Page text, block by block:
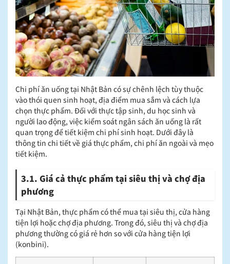
Chi phí ăn uống tại Nhật Bản có sự chênh lệch tùy thuộc
vào thói quen sinh hoạt, địa điểm mua sắm và cách lựa
chọn thực phẩm. Đối với thực tập sinh, du học sinh và
người lao động, việc kiểm soát ngân sách ăn uống là rất
quan trọng để tiết kiệm chi phí sinh hoạt. Dưới đây là
thông tin chi tiết về giá thực phẩm, chi phí ăn ngoài và mẹo
tiết kiệm.
3.1. Giá cả thực phẩm tại siêu thị và chợ địa
phương
Tại Nhật Bản, thực phẩm có thể mua tại siêu thị, cửa hàng
tiện lợi hoặc chợ địa phương. Trong đó, siêu thị và chợ địa
phương thường có giá rẻ hơn so với cửa hàng tiện lợi
(konbini).